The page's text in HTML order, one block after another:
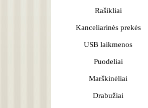
Rašikliai
Kanceliarinės prekės
USB laikmenos
Puodeliai
Marškinėliai
Drabužiai